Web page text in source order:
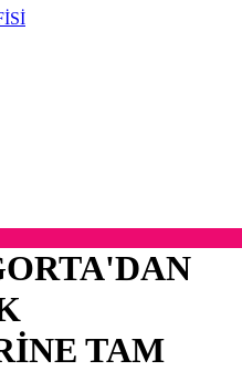
TAM